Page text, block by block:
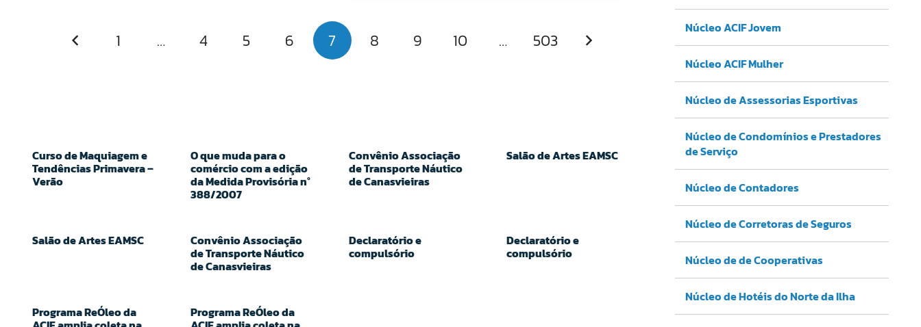
1 … 4 5 6 7 8 9 10 … 503
Curso de Maquiagem e
Tendências Primavera –
Verão
O que muda para o
comércio com a edição
da Medida Provisória n°
388/2007
Convênio Associação
de Transporte Náutico
de Canasvieiras
Salão de Artes EAMSC
Salão de Artes EAMSC Convênio Associação
de Transporte Náutico
de Canasvieiras
Declaratório e
compulsório
Declaratório e
compulsório
Programa ReÓleo da Programa ReÓleo da
Núcleo ACIF Jovem
Núcleo ACIF Mulher
Núcleo de Assessorias Esportivas
Núcleo de Condomínios e Prestadores
de Serviço
Núcleo de Contadores
Núcleo de Corretoras de Seguros
Núcleo de de Cooperativas
Núcleo de Hotéis do Norte da Ilha